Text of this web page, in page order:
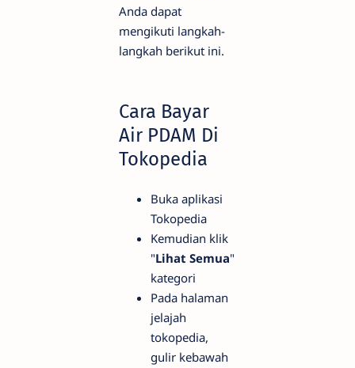
Anda dapat
mengikuti langkah-
langkah berikut ini.
Cara Bayar
Air PDAM Di
Tokopedia
Buka aplikasi
Tokopedia
Kemudian klik
"Lihat Semua"
kategori
Pada halaman
jelajah
tokopedia,
gulir kebawah